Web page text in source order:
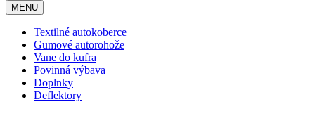
MENU
Textilné autokoberce
Gumové autorohože
Vane do kufra
Povinná výbava
Doplnky
Deflektory